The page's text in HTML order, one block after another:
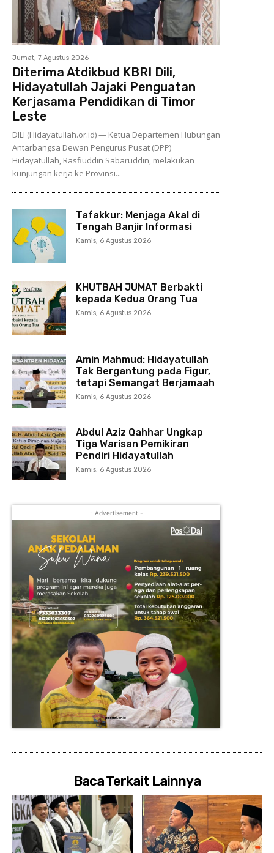
Jumat, 7 Agustus 2026
Diterima Atdikbud KBRI Dili,
Hidayatullah Jajaki Penguatan
Kerjasama Pendidikan di Timor
Leste
DILI (Hidayatullah.or.id) — Ketua Departemen Hubungan
Antarbangsa Dewan Pengurus Pusat (DPP)
Hidayatullah, Rasfiuddin Sabaruddin, melakukan
kunjungan kerja ke Provinsi...
Tafakkur: Menjaga Akal di
Tengah Banjir Informasi
Kamis, 6 Agustus 2026
KHUTBAH JUMAT Berbakti
kepada Kedua Orang Tua
Kamis, 6 Agustus 2026
Amin Mahmud: Hidayatullah
Tak Bergantung pada Figur,
tetapi Semangat Berjamaah
Kamis, 6 Agustus 2026
Abdul Aziz Qahhar Ungkap
Tiga Warisan Pemikiran
Pendiri Hidayatullah
Kamis, 6 Agustus 2026
- Advertisement -
Baca Terkait Lainnya